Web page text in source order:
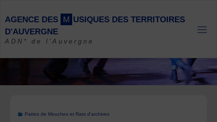
content
AGENCE DES M USIQUES DES TERRITOIRES
D'AUVERGNE
ADN* de l'Auvergne
Pattes de Mouches et Rats d'archives